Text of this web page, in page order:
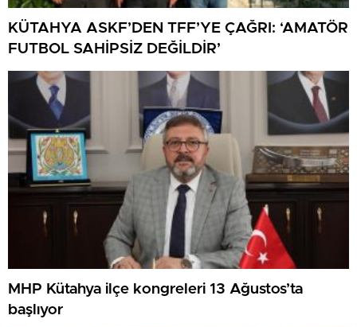
KÜTAHYA ASKF’DEN TFF’YE ÇAĞRI: ‘AMATÖR
FUTBOL SAHİPSİZ DEĞİLDİR’
MHP Kütahya ilçe kongreleri 13 Ağustos’ta
başlıyor